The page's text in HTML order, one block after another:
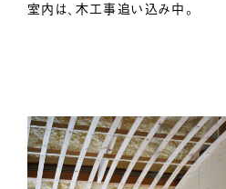
室内は、木工事追い込み中。